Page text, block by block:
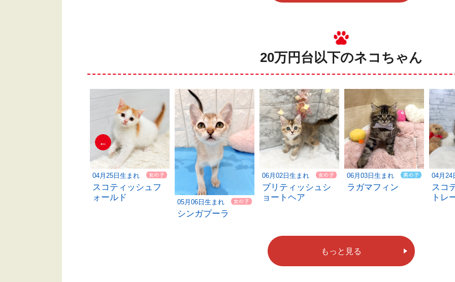
20万円台以下のネコちゃん
←
04月25日生まれ
スコティッシュフ
ォールド
05月06日生まれ
シンガプーラ
06月02日生まれ
ブリティッシュシ
ョートヘア
06月03日生まれ
ラガマフィン
04月24
スコ
トレ
もっと見る